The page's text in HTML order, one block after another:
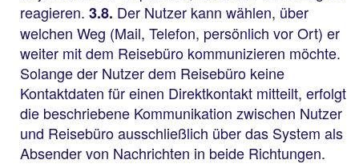
reagieren. 3.8. Der Nutzer kann wählen, über
welchen Weg (Mail, Telefon, persönlich vor Ort) er
weiter mit dem Reisebüro kommunizieren möchte.
Solange der Nutzer dem Reisebüro keine
Kontaktdaten für einen Direktkontakt mitteilt, erfolgt
die beschriebene Kommunikation zwischen Nutzer
und Reisebüro ausschließlich über das System als
Absender von Nachrichten in beide Richtungen.